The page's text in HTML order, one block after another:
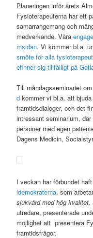
Planeringen inför årets
Fysioterapeuterna har ett
samarrangemang och
medverkande. Våra
msidan. Vi kommer bl.a.
smöte för alla
efinner sig tillfälligt på
Till måndagsseminariet om
d kommer vi bl.a. att
framtidsdialoger, och det
intressant seminarium,
personer med egen
Dagens Medicin,
I veckan har förbundet
ldemokraterna, som
sjukvård med hög kvalitet,
utredare, presenterade
möjlighet att presentera
framtidsfrågor.